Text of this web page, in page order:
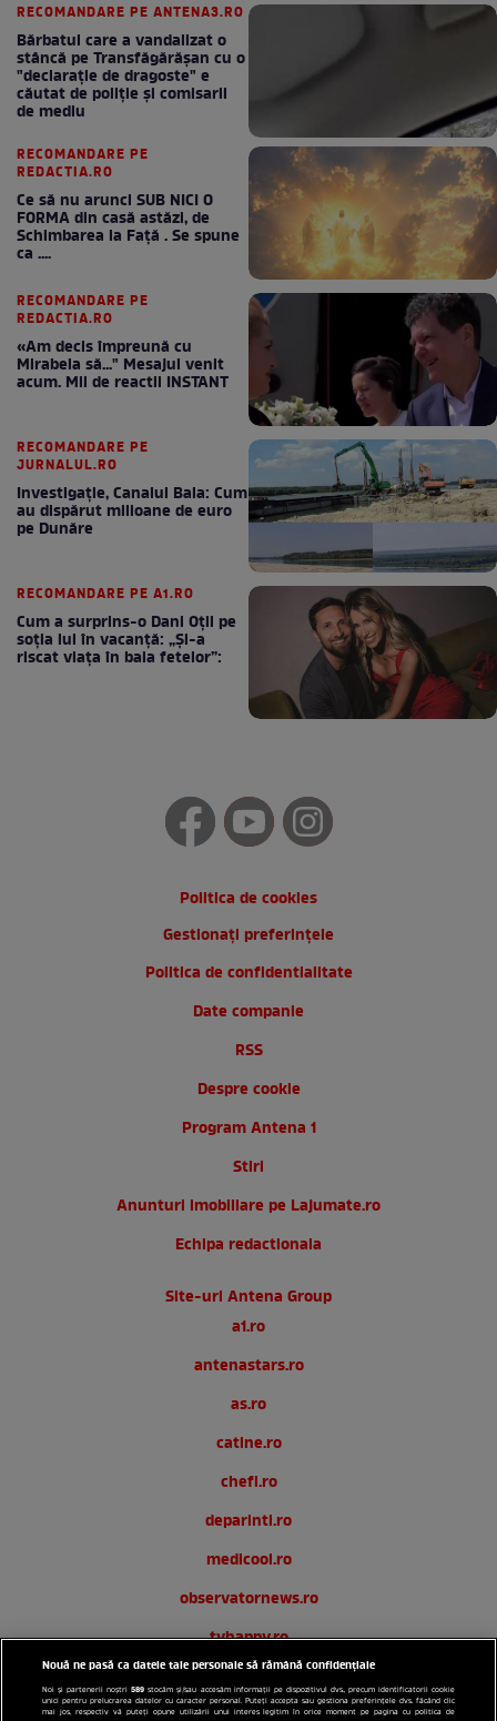
RECOMANDARE PE ANTENA3.RO
Bărbatul care a vandalizat o
stâncă pe Transfăgărășan cu o
"declaraţie de dragoste" e
căutat de poliție și comisarii
de mediu
RECOMANDARE PE
REDACTIA.RO
Ce să nu arunci SUB NICI O
FORMA din casă astăzi, de
Schimbarea la Față . Se spune
ca ....
RECOMANDARE PE
REDACTIA.RO
«Am decis împreună cu
Mirabela să..." Mesajul venit
acum. Mii de reactii INSTANT
RECOMANDARE PE
JURNALUL.RO
Investigație, Canalul Bala: Cum
au dispărut milioane de euro
pe Dunăre
RECOMANDARE PE A1.RO
Cum a surprins-o Dani Oțil pe
soția lui în vacanță: „Și-a
riscat viața în baia fetelor”:
Politica de cookies
Gestionați preferințele
Politica de confidentialitate
Date companie
RSS
Despre cookie
Program Antena 1
Stiri
Anunturi imobiliare pe Lajumate.ro
Echipa redactionala
Site-uri Antena Group
a1.ro
antenastars.ro
as.ro
catine.ro
chefi.ro
deparinti.ro
medicool.ro
observatornews.ro
tvhappy.ro
useit.ro
zutv.ro
Nouă ne pasă ca datele tale personale să rămână confidențiale
Noi și partenerii noștri589 stocăm și/sau accesăm informații pe dispozitivul dvs., precum identificatorii cookie
unici pentru prelucrarea datelor cu caracter personal. Puteți accepta sau gestiona preferințele dvs. făcând clic
mai jos, respectiv vă puteți opune utilizării unui interes legitim în orice moment pe pagina cu politica de